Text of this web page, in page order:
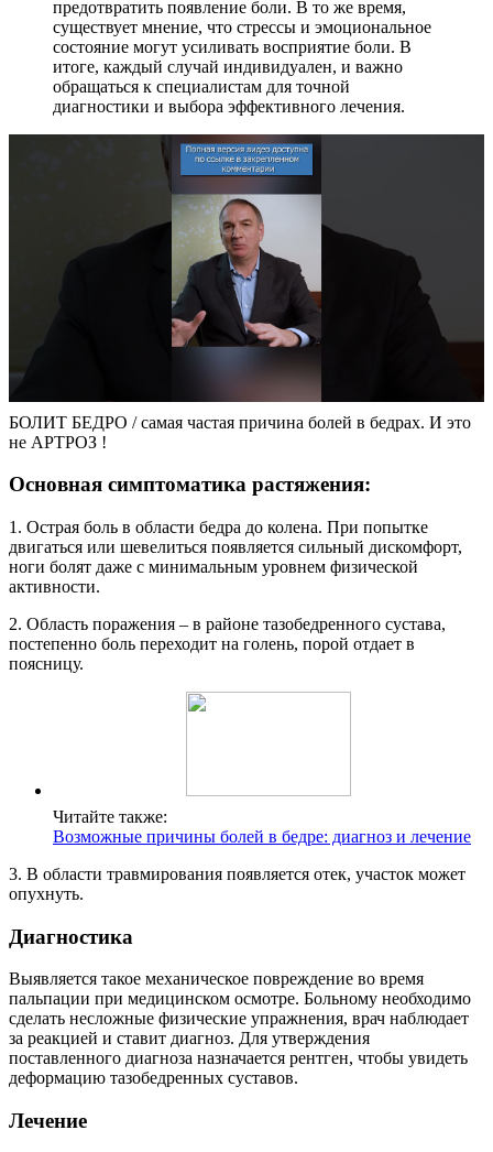
предотвратить появление боли. В то же время,
существует мнение, что стрессы и эмоциональное
состояние могут усиливать восприятие боли. В
итоге, каждый случай индивидуален, и важно
обращаться к специалистам для точной
диагностики и выбора эффективного лечения.
БОЛИТ БЕДРО / самая частая причина болей в бедрах. И это
не АРТРОЗ !
Основная симптоматика растяжения:
1. Острая боль в области бедра до колена. При попытке
двигаться или шевелиться появляется сильный дискомфорт,
ноги болят даже с минимальным уровнем физической
активности.
2. Область поражения – в районе тазобедренного сустава,
постепенно боль переходит на голень, порой отдает в
поясницу.
Читайте также:
Возможные причины болей в бедре: диагноз и лечение
3. В области травмирования появляется отек, участок может
опухнуть.
Диагностика
Выявляется такое механическое повреждение во время
пальпации при медицинском осмотре. Больному необходимо
сделать несложные физические упражнения, врач наблюдает
за реакцией и ставит диагноз. Для утверждения
поставленного диагноза назначается рентген, чтобы увидеть
деформацию тазобедренных суставов.
Лечение